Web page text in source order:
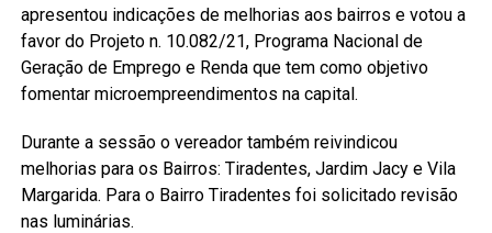
apresentou indicações de melhorias aos bairros e votou a
favor do Projeto n. 10.082/21, Programa Nacional de
Geração de Emprego e Renda que tem como objetivo
fomentar microempreendimentos na capital.
Durante a sessão o vereador também reivindicou
melhorias para os Bairros: Tiradentes, Jardim Jacy e Vila
Margarida. Para o Bairro Tiradentes foi solicitado revisão
nas luminárias.